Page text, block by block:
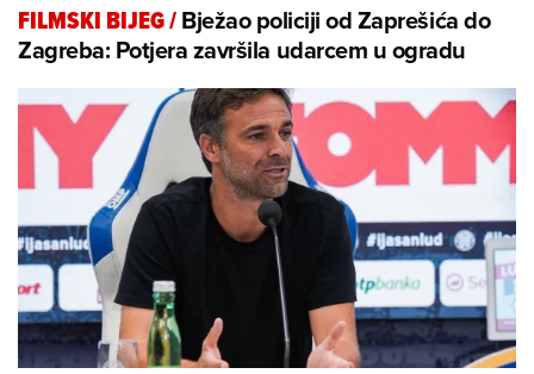
FILMSKI BIJEG/Bježao policiji od Zaprešića do
Zagreba: Potjera završila udarcem u ogradu